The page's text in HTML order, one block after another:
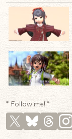
* Follow me! *